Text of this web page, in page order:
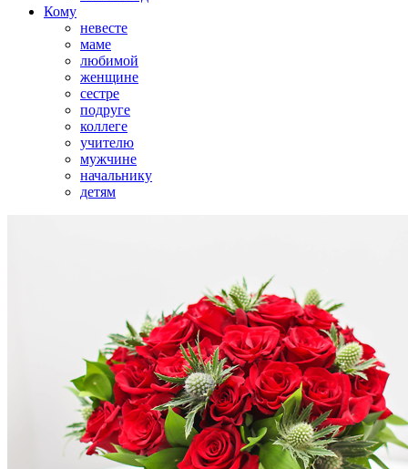
Кому
невесте
маме
любимой
женщине
сестре
подруге
коллеге
учителю
мужчине
начальнику
детям